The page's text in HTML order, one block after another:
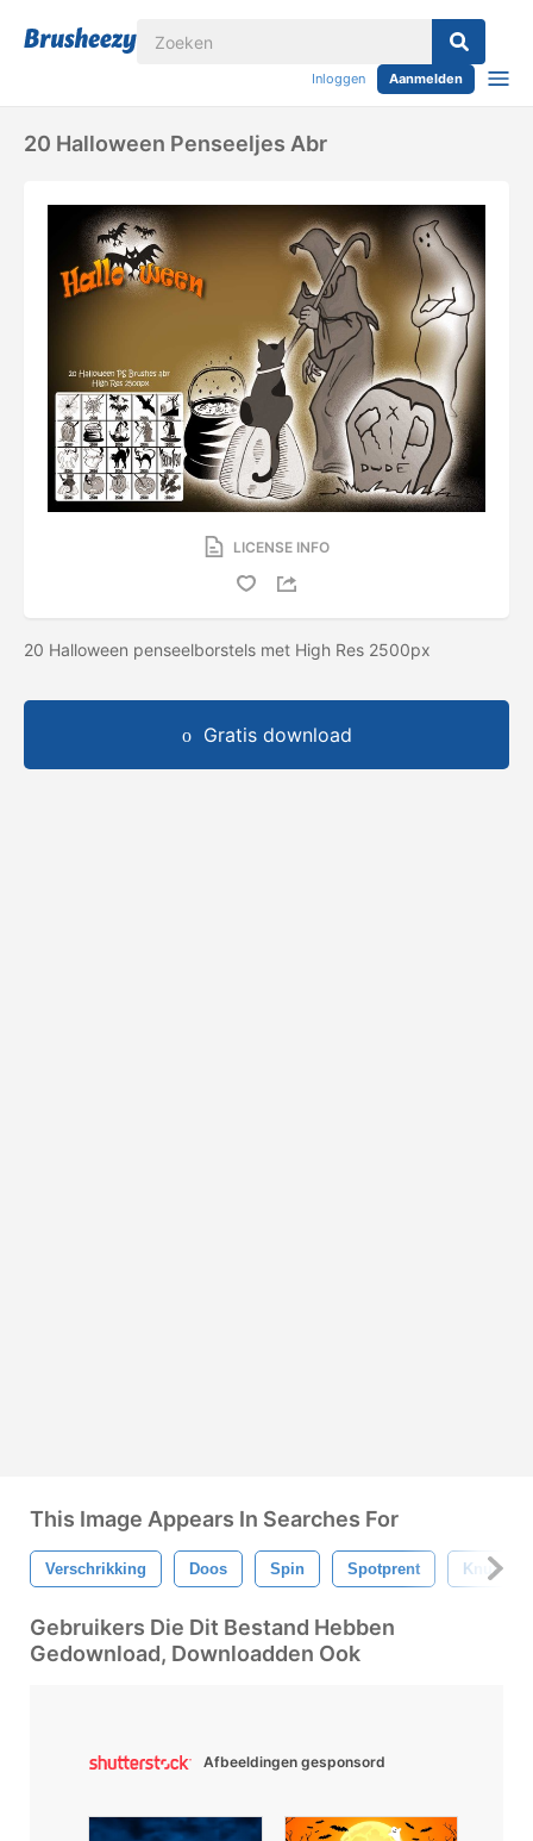
Inloggen Aanmelden
20 Halloween Penseeljes Abr
LICENSE INFO
20 Halloween penseelborstels met High Res 2500px
Gratis download
This Image Appears In Searches For
Verschrikking Doos Spin Spotprent Knuppel
Gebruikers Die Dit Bestand Hebben
Gedownload, Downloadden Ook
Afbeeldingen gesponsord